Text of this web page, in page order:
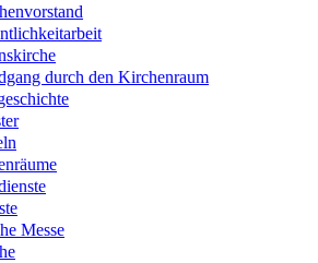
durch den Kirchenraum
Messe